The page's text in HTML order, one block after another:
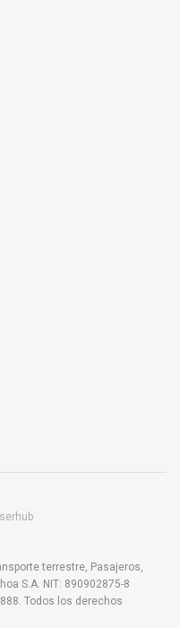
terrestre, Pasajeros,
S.A. NIT: 890902875-8
Todos los derechos